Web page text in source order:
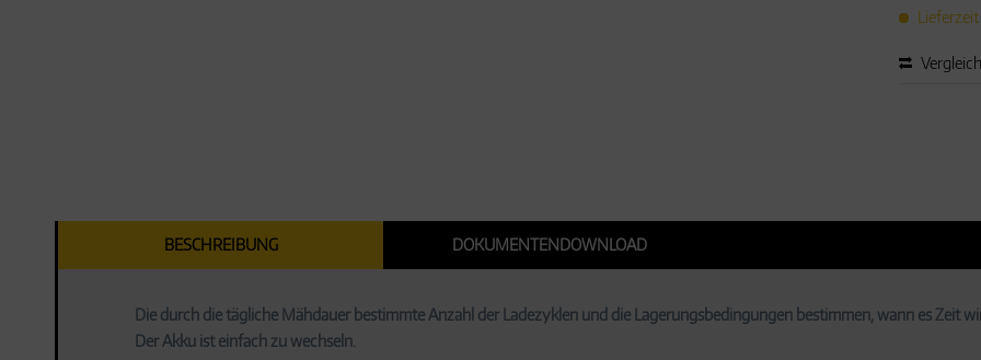
BESCHREIBUNG DOKUMENTENDOWNLOAD
Die durch die tägliche Mähdauer bestimmte Anzahl der Ladezyklen und die Lagerungsbedingungen bestimmen, wann es Zeit
Der Akku ist einfach zu wechseln.